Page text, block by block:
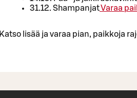
31.12. ShampanjatVaraa
Katso lisää ja varaa pian, paikkoja